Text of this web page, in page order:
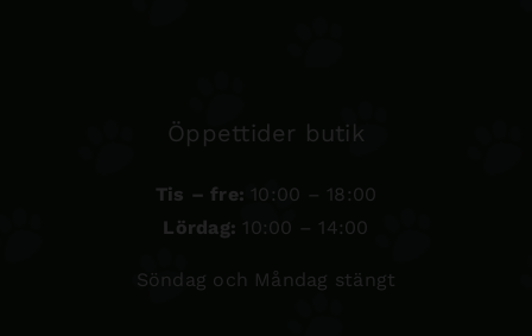
Öppettider butik
Tis – fre: 10:00 – 18:00
Lördag: 10:00 – 14:00
Söndag och Måndag stängt